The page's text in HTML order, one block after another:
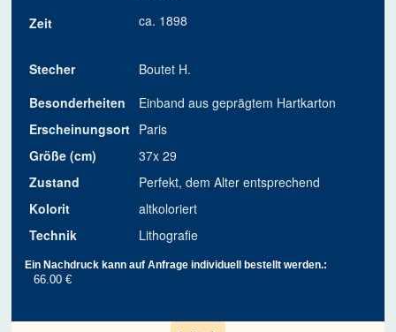
Zeit
ca. 1898
Stecher
Boutet H.
Besonderheiten
Einband aus geprägtem Hartkarton
Erscheinungsort Paris
Größe (cm)
37x 29
Zustand
Perfekt, dem Alter entsprechend
Kolorit
altkoloriert
Technik
Lithografie
Ein Nachdruck kann auf Anfrage individuell bestellt werden.:
66.00 €